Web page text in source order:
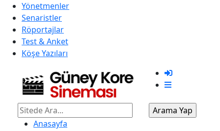
Yönetmenler
Senaristler
Röportajlar
Test & Anket
Köşe Yazıları
Anasayfa